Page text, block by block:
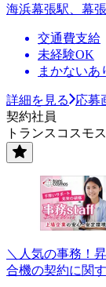
海浜幕張駅、幕
交通費支給
未経験OK
まかないあ
詳細を見る
応募
契約社員
トランスコスモ
＼人気の事務！
合機の契約に関